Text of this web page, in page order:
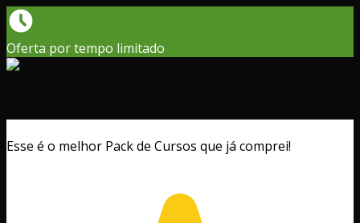
Oferta por tempo limitado
Esse é o melhor Pack de Cursos que já comprei!